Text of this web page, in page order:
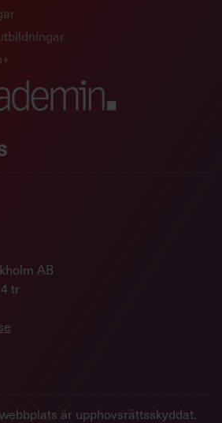
AB
tr
är upphovsrättsskyddat.